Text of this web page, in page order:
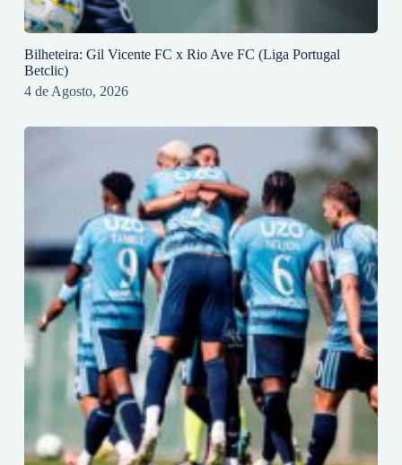
Bilheteira: Gil Vicente FC x Rio Ave FC (Liga Portugal
Betclic)
4 de Agosto, 2026